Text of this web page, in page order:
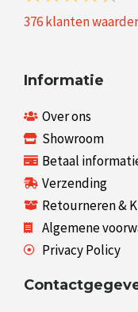
376klanten
Informatie
Over ons
Showroom
Betaal
Verzending
Retourneren &
Algemene
Privacy Policy